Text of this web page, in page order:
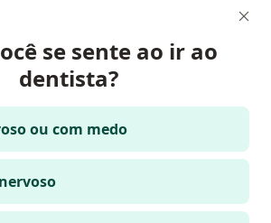
se sente ao ir ao
dentista?
ou com medo